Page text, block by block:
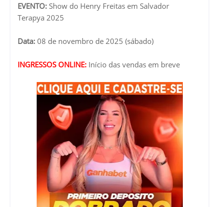
EVENTO: Show do Henry Freitas em Salvador
Terapya 2025
Data: 08 de novembro de 2025 (sábado)
INGRESSOS ONLINE: Início das vendas em breve